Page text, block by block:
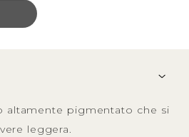
altamente pigmentato che si
leggera.